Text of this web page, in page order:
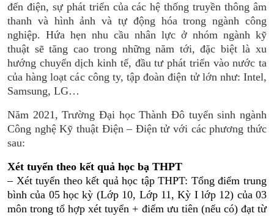
đến điện, sự phát triển của các hệ thống truyền thông âm
thanh và hình ảnh và tự động hóa trong ngành công
nghiệp. Hứa hẹn nhu cầu nhân lực ở nhóm ngành kỹ
thuật sẽ tăng cao trong những năm tới, đặc biệt là xu
hướng chuyển dịch kinh tế, đầu tư phát triển vào nước ta
của hàng loạt các công ty, tập đoàn điện tử lớn như: Intel,
Samsung, LG…
Năm 2021, Trường Đại học Thành Đô tuyển sinh ngành
Công nghệ Kỹ thuật Điện – Điện tử với các phương thức
sau:
Xét tuyển theo kết quả học bạ THPT
– Xét tuyển theo kết quả học tập THPT: Tổng điểm trung
bình của 05 học kỳ (Lớp 10, Lớp 11, Kỳ I lớp 12) của 03
môn trong tổ hợp xét tuyển + điểm ưu tiên (nếu có) đạt từ